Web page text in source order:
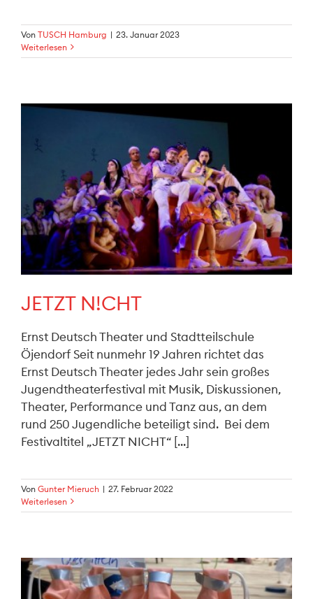
Von TUSCH Hamburg | 23. Januar 2023
Weiterlesen
JETZT N!CHT
Ernst Deutsch Theater und Stadtteilschule
Öjendorf Seit nunmehr 19 Jahren richtet das
Ernst Deutsch Theater jedes Jahr sein großes
Jugendtheaterfestival mit Musik, Diskussionen,
Theater, Performance und Tanz aus, an dem
rund 250 Jugendliche beteiligt sind. Bei dem
Festivaltitel „JETZT NICHT“ [...]
Von Gunter Mieruch | 27. Februar 2022
Weiterlesen